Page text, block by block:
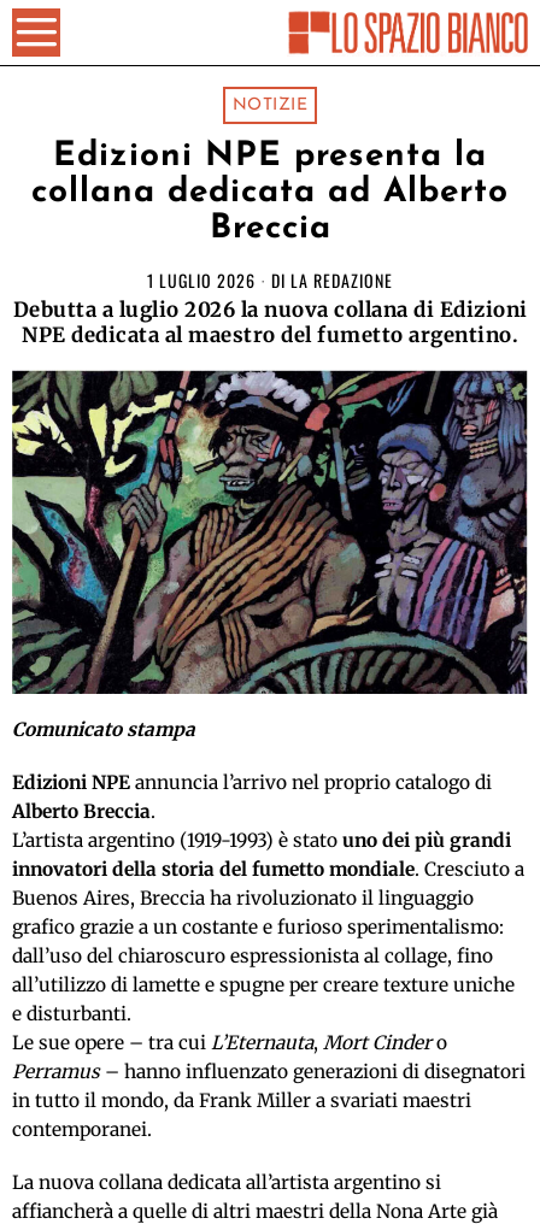
NOTIZIE
Edizioni NPE presenta la
collana dedicata ad Alberto
Breccia
1 LUGLIO 2026 DI LA REDAZIONE
Debutta a luglio 2026 la nuova collana di Edizioni
NPE dedicata al maestro del fumetto argentino.
Comunicato stampa
Edizioni NPE annuncia l’arrivo nel proprio catalogo di
Alberto Breccia.
L’artista argentino (1919-1993) è stato uno dei più grandi
innovatori della storia del fumetto mondiale. Cresciuto a
Buenos Aires, Breccia ha rivoluzionato il linguaggio
grafico grazie a un costante e furioso sperimentalismo:
dall’uso del chiaroscuro espressionista al collage, fino
all’utilizzo di lamette e spugne per creare texture uniche
e disturbanti.
Le sue opere – tra cui L’Eternauta, Mort Cindero
Perramus– hanno influenzato generazioni di disegnatori
in tutto il mondo, da Frank Miller a svariati maestri
contemporanei.
La nuova collana dedicata all’artista argentino si
affiancherà a quelle di altri maestri della Nona Arte già